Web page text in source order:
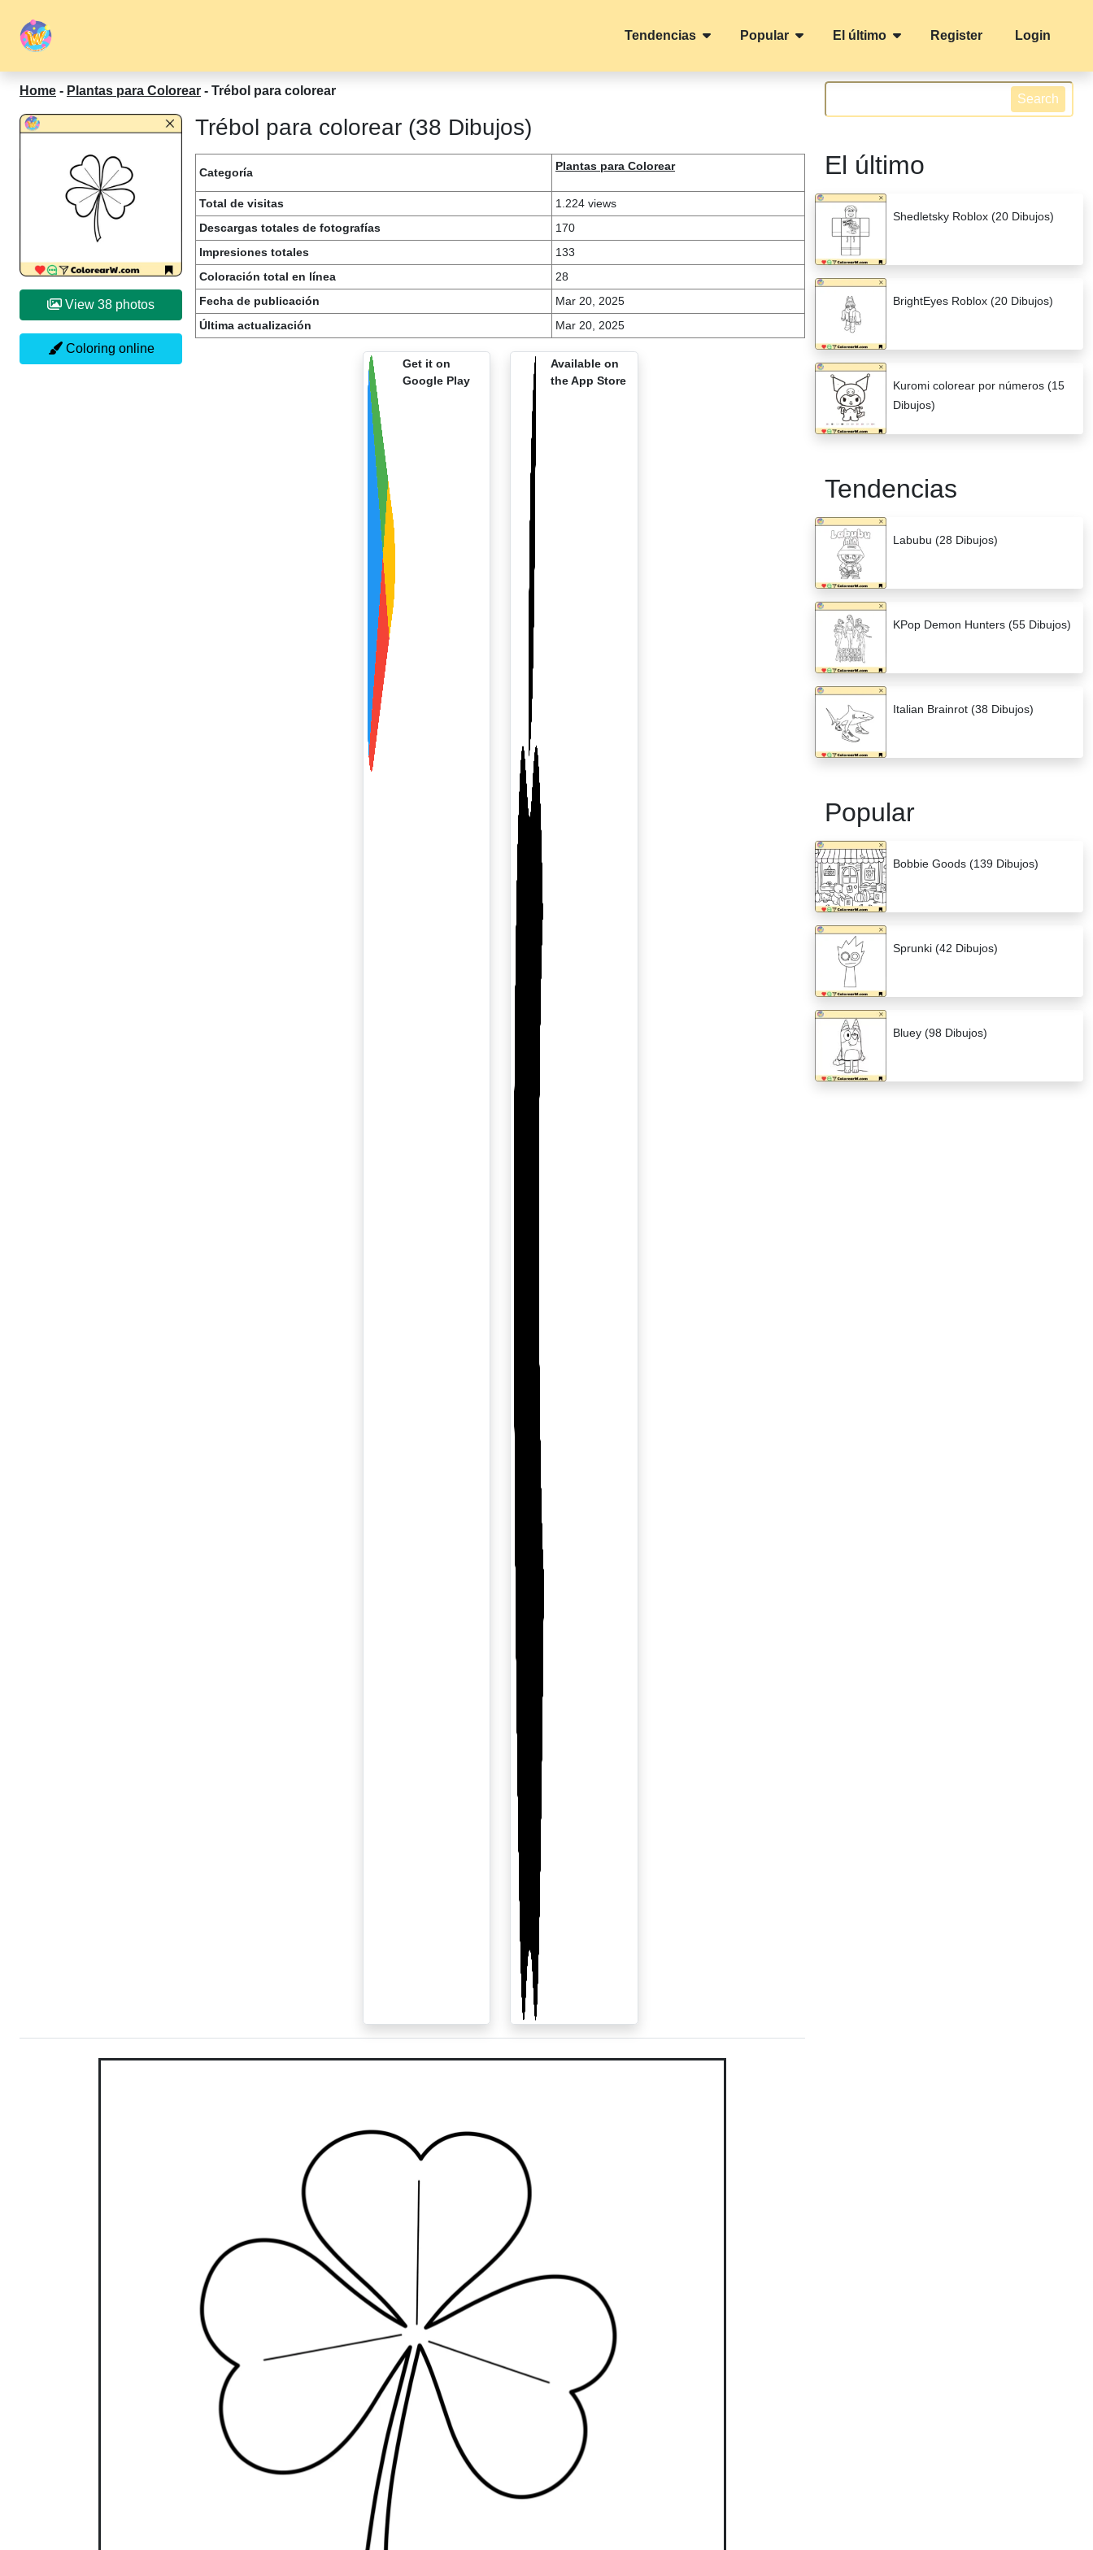
Tendencias Popular El último Register Login
Home - Plantas para Colorear - Trébol para colorear
View 38 photos
Coloring online
Trébol para colorear (38 Dibujos)
Categoría Plantas para Colorear
Total de visitas
1.224 views
Descargas totales de fotografías
170
Impresiones totales
133
Coloración total en línea
28
Fecha de publicación
Mar 20, 2025
Última actualización
Mar 20, 2025
Get it on
Google Play
Available on
the App Store
Search
El último
Shedletsky Roblox (20 Dibujos)
BrightEyes Roblox (20 Dibujos)
Kuromi colorear por números (15
Dibujos)
Tendencias
Labubu (28 Dibujos)
KPop Demon Hunters (55 Dibujos)
Italian Brainrot (38 Dibujos)
Popular
Bobbie Goods (139 Dibujos)
Sprunki (42 Dibujos)
Bluey (98 Dibujos)